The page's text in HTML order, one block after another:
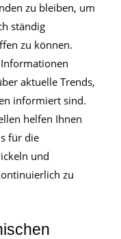
zu bleiben, um
ständig
zu können.
aktuelle Trends,
informiert sind.
helfen Ihnen
für die
und
zu